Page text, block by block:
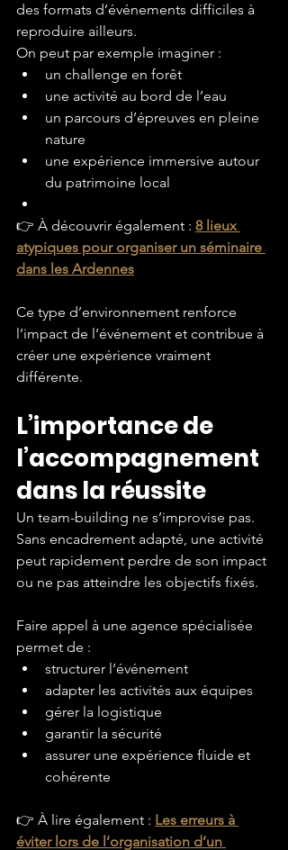
des formats d’événements difficiles à
reproduire ailleurs.
On peut par exemple imaginer :
un challenge en forêt
une activité au bord de l’eau
un parcours d’épreuves en pleine
nature
une expérience immersive autour
du patrimoine local
👉 À découvrir également : 8 lieux
atypiques pour organiser un séminaire
dans les Ardennes
Ce type d’environnement renforce
l’impact de l’événement et contribue à
créer une expérience vraiment
différente.
L’importance de
l’accompagnement
dans la réussite
Un team-building ne s’improvise pas.
Sans encadrement adapté, une activité
peut rapidement perdre de son impact
ou ne pas atteindre les objectifs fixés.
Faire appel à une agence spécialisée
permet de :
structurer l’événement
adapter les activités aux équipes
gérer la logistique
garantir la sécurité
assurer une expérience fluide et
cohérente
👉 À lire également : Les erreurs à
éviter lors de l’organisation d’un